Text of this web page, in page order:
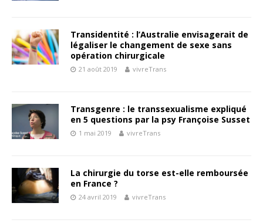
Transidentité : l’Australie envisagerait de
légaliser le changement de sexe sans
opération chirurgicale
21 août 2019 vivreTrans
Transgenre : le transsexualisme expliqué
en 5 questions par la psy Françoise Susset
1 mai 2019 vivreTrans
La chirurgie du torse est-elle remboursée
en France ?
24 avril 2019 vivreTrans